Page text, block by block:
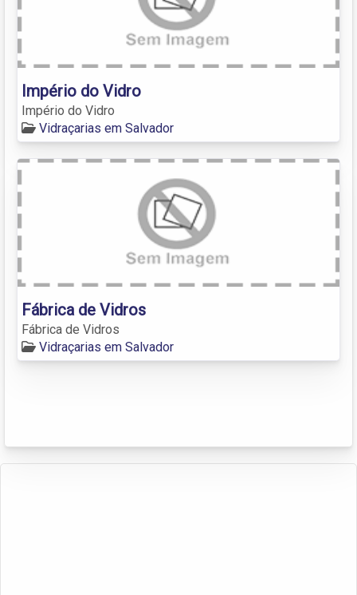
Império do Vidro
Império do Vidro
Vidraçarias em Salvador
Fábrica de Vidros
Fábrica de Vidros
Vidraçarias em Salvador